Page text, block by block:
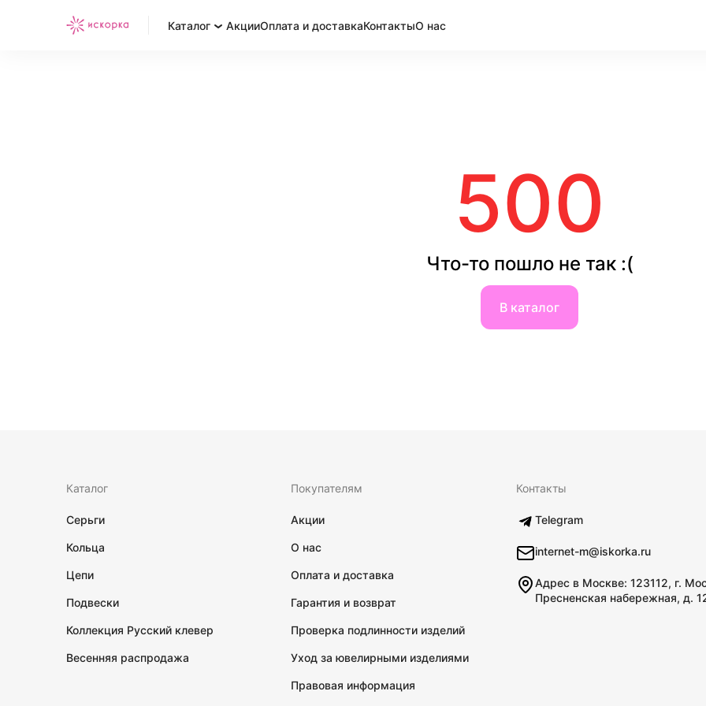
Каталог АкцииОплата и доставкаКонтактыО нас
500
Что-то пошло не так :(
В каталог
Каталог
Серьги
Кольца
Цепи
Подвески
Коллекция Русский клевер
Весенняя распродажа
Покупателям
Акции
О нас
Оплата и доставка
Гарантия и возврат
Проверка подлинности изделий
Уход за ювелирными изделиями
Правовая информация
Контакты
Telegram
internet-m@iskorka.ru
Адрес в Москве: 123112, г.
Пресненская набережная, д.